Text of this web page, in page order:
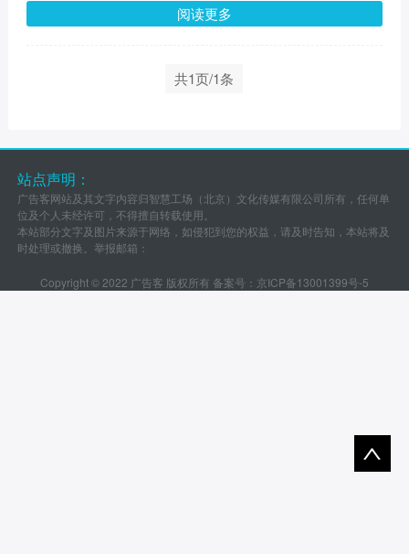
阅读更多
共1页/1条
站点声明：
广告客网站及其文字内容归智慧工场（北京）文化传媒有限公司所有，任何单
位及个人未经许可，不得擅自转载使用。
本站部分文字及图片来源于网络，如侵犯到您的权益，请及时告知，本站将及
时处理或撤换。举报邮箱：
Copyright © 2022 广告客 版权所有 备案号： 京ICP备13001399号-5